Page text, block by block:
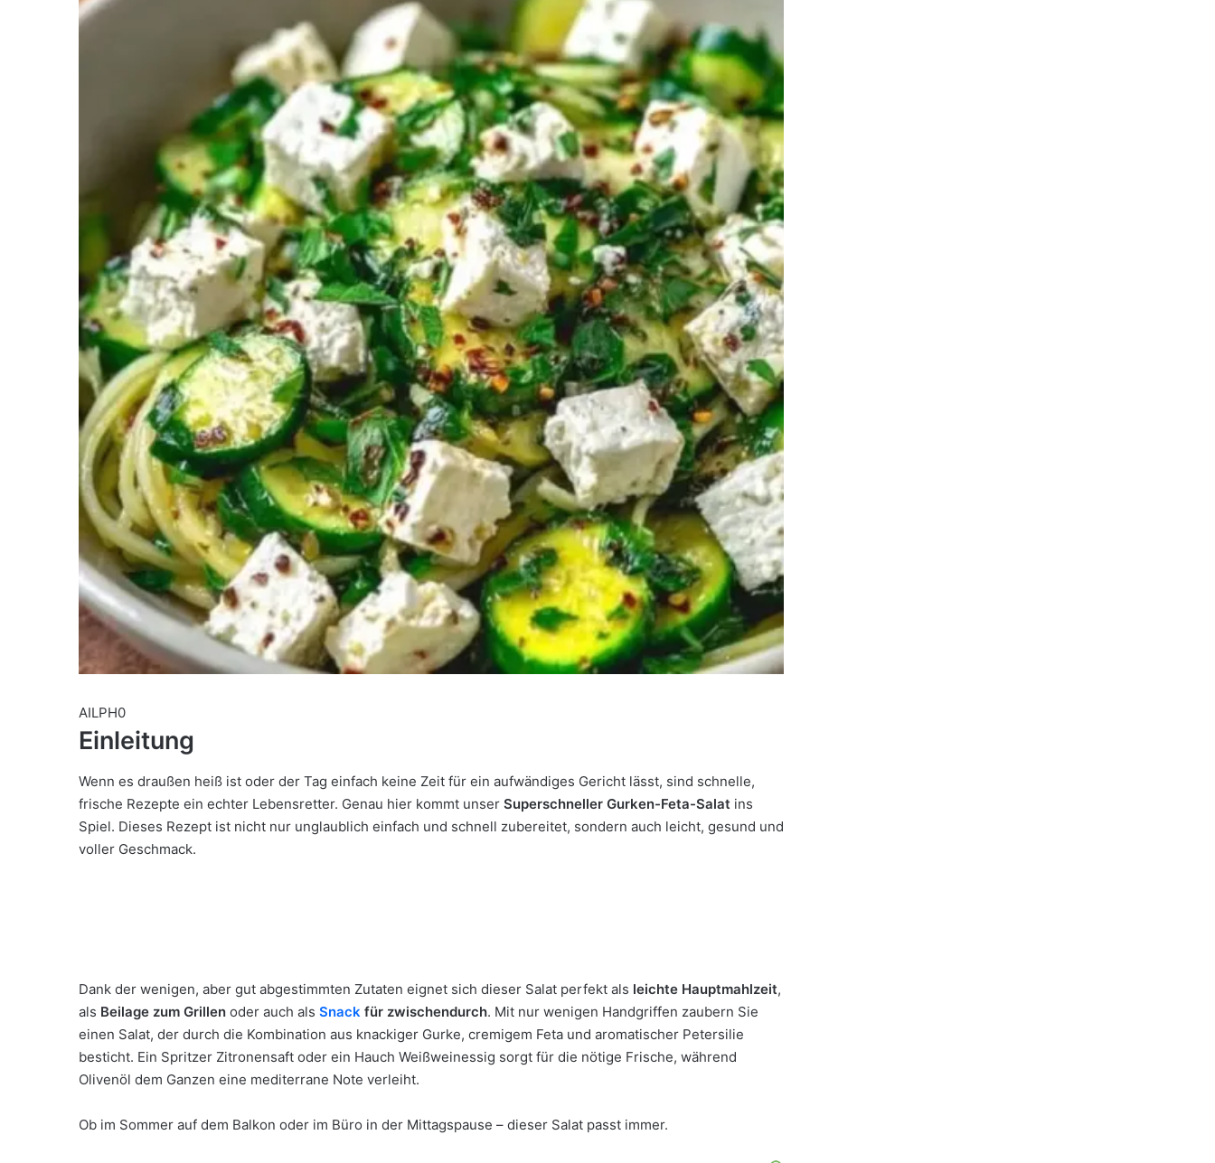
AILPH0
Einleitung
Wenn es draußen heiß ist oder der Tag einfach keine Zeit für ein aufwändiges Gericht lässt, sind schnelle,
frische Rezepte ein echter Lebensretter. Genau hier kommt unser Superschneller Gurken-Feta-Salat ins
Spiel. Dieses Rezept ist nicht nur unglaublich einfach und schnell zubereitet, sondern auch leicht, gesund und
voller Geschmack.
Dank der wenigen, aber gut abgestimmten Zutaten eignet sich dieser Salat perfekt als leichte Hauptmahlzeit,
als Beilage zum Grillen oder auch als Snack für zwischendurch. Mit nur wenigen Handgriffen zaubern Sie
einen Salat, der durch die Kombination aus knackiger Gurke, cremigem Feta und aromatischer Petersilie
besticht. Ein Spritzer Zitronensaft oder ein Hauch Weißweinessig sorgt für die nötige Frische, während
Olivenöl dem Ganzen eine mediterrane Note verleiht.
Ob im Sommer auf dem Balkon oder im Büro in der Mittagspause – dieser Salat passt immer.